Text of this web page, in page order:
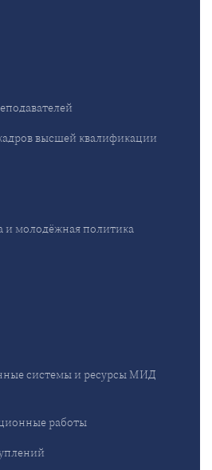
высшей квалификации
и молодёжная политика
системы и ресурсы МИД
работы